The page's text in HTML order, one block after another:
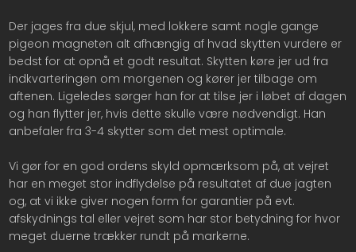
Der jages fra due skjul, med lokkere samt nogle gange
pigeon magneten alt afhængig af hvad skytten vurdere er
bedst for at opnå et godt resultat. Skytten køre jer ud fra
indkvarteringen om morgenen og kører jer tilbage om
aftenen. Ligeledes sørger han for at tilse jer i løbet af dagen
og han flytter jer, hvis dette skulle være nødvendigt. Han
anbefaler fra 3-4 skytter som det mest optimale.
Vi gør for en god ordens skyld opmærksom på, at vejret
har en meget stor indflydelse på resultatet af due jagten
og, at vi ikke giver nogen form for garantier på evt.
afskydnings tal eller vejret som har stor betydning for hvor
meget duerne trækker rundt på markerne.